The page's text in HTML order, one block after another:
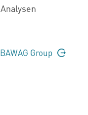
Analysen
BAWAG Group